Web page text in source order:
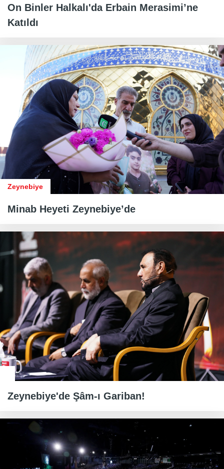
On Binler Halkalı'da Erbain Merasimi’ne
Katıldı
Zeynebiye
Minab Heyeti Zeynebiye’de
Zeynebiye'de Şâm-ı Gariban!